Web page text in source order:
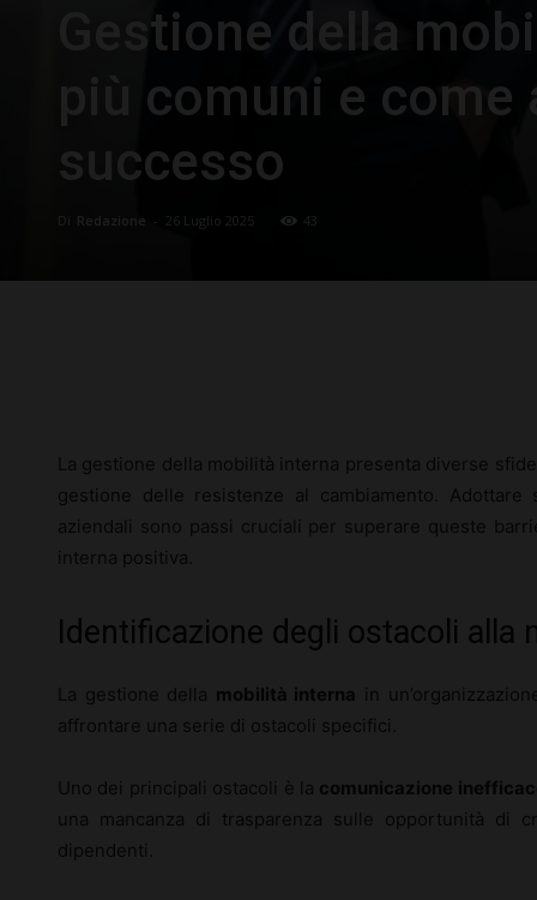
Gestione della
più comuni e
successo
Redazione 26 Luglio 2025 43
La gestione della mobilità interna presenta diverse
gestione delle resistenze al cambiamento.
aziendali sono passi cruciali per superare queste
interna positiva.
Identificazione degli ostacoli alla
La gestione della mobilità interna in
affrontare una serie di ostacoli specifici.
Uno dei principali ostacoli è la comunicazione
una mancanza di trasparenza sulle opportunità di
dipendenti.